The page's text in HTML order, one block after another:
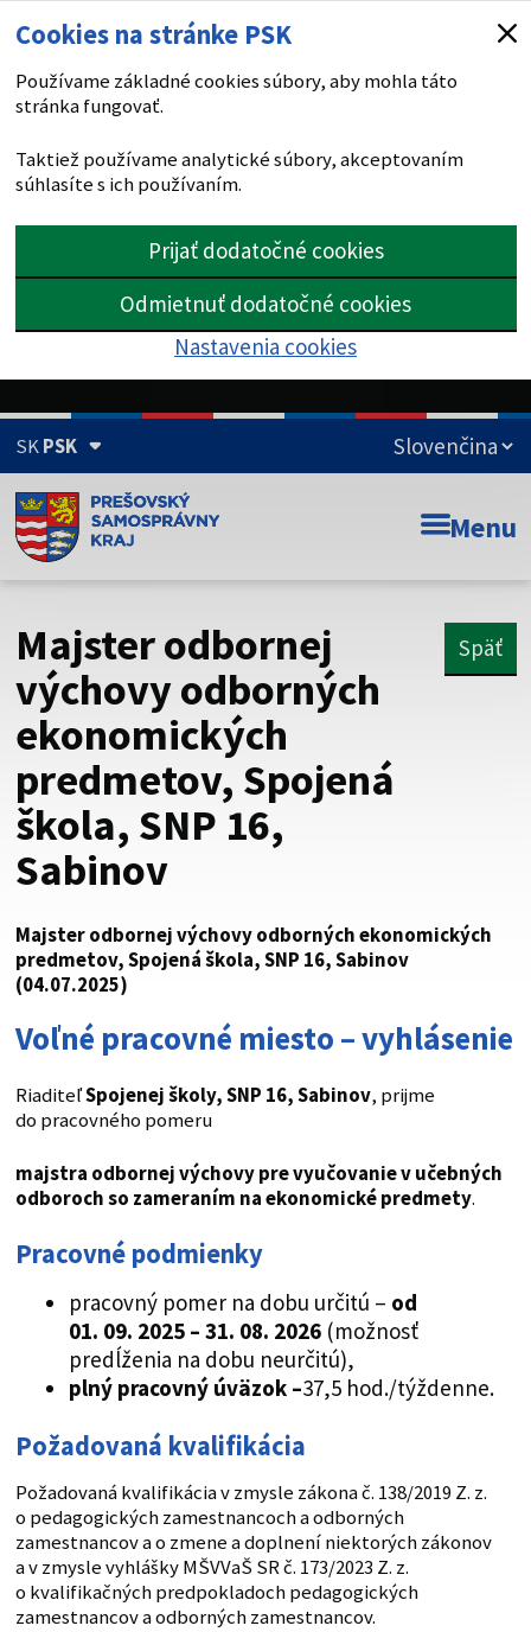
Cookies na stránke PSK
Používame základné cookies súbory, aby mohla táto
stránka fungovať.
Taktiež používame analytické súbory, akceptovaním
súhlasíte s ich používaním.
Prijať dodatočné cookies
Odmietnuť dodatočné cookies
Nastavenia cookies
SKPSK
Doména psk.sk je oficiálna
Toto je oficiálna webová stránka Prešovského
Táto stránka je zabezpečená
Buďte pozorní a vždy sa uistite, že zdieľate informácie iba
cez zabezpečenú webovú stránku. Zabezpečená stránka
vždy začína https:// pred názvom domény webového sídla.
Menu
Majster odbornej
výchovy odborných
ekonomických
predmetov, Spojená
škola, SNP 16,
Sabinov
Späť
Majster odbornej výchovy odborných ekonomických
predmetov, Spojená škola, SNP 16, Sabinov
(04.07.2025)
Voľné pracovné miesto – vyhlásenie
RiaditeľSpojenej školy, SNP 16, Sabinov, prijme
do pracovného pomeru
majstra odbornej výchovy pre vyučovanie v učebných
odboroch so zameraním na ekonomické predmety.
Pracovné podmienky
pracovný pomer na dobu určitú – od
01. 09. 2025 – 31. 08. 2026 (možnosť
predĺženia na dobu neurčitú),
plný pracovný úväzok–37,5 hod./týždenne.
Požadovaná kvalifikácia
Požadovaná kvalifikácia v zmysle zákona č. 138/2019 Z. z.
o pedagogických zamestnancoch a odborných
zamestnancov a o zmene a doplnení niektorých zákonov
a v zmysle vyhlášky MŠVVaŠ SR č. 173/2023 Z. z.
o kvalifikačných predpokladoch pedagogických
zamestnancov a odborných zamestnancov.